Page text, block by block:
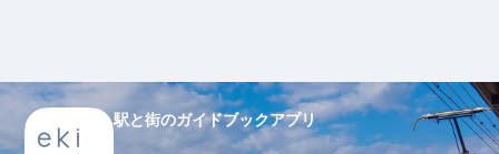
駅と街のガイドブックアプリ